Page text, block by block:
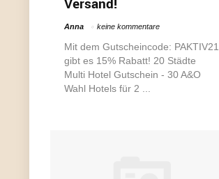
Versand!
Anna keine kommentare
Mit dem Gutscheincode: PAKTIV21
gibt es 15% Rabatt! 20 Städte
Multi Hotel Gutschein - 30 A&O
Wahl Hotels für 2 ...